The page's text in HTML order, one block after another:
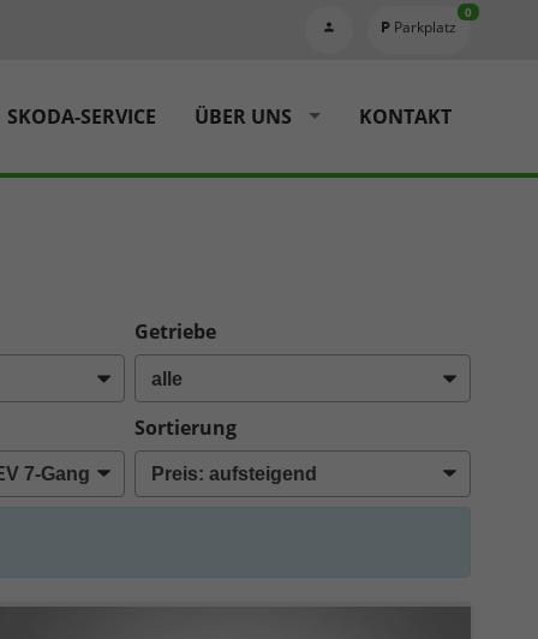
Parkplatz
0
SKODA-SERVICE ÜBER UNS KONTAKT
Getriebe
Sortierung